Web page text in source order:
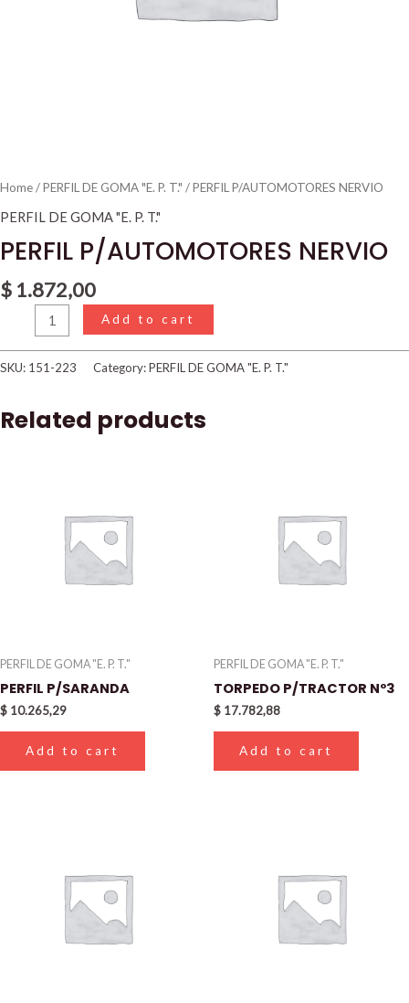
Home/PERFIL DE GOMA "E. P. T." / PERFIL P/AUTOMOTORES NERVIO
PERFIL DE GOMA "E. P. T."
PERFIL P/AUTOMOTORES NERVIO
$ 1.872,00
Add to cart
SKU: 151-223 Category:PERFIL DE GOMA "E. P. T."
Related products
PERFIL DE GOMA "E. P. T."
PERFIL P/SARANDA
$ 10.265,29
Add to cart
PERFIL DE GOMA "E. P. T."
TORPEDO P/TRACTOR Nº3
$ 17.782,88
Add to cart